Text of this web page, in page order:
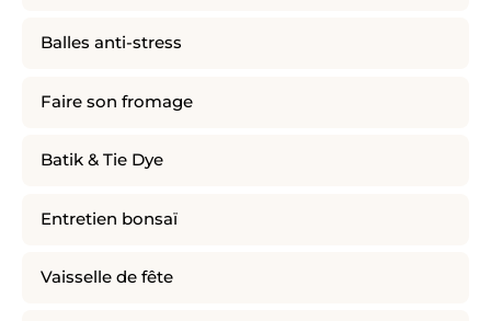
Balles anti-stress
Faire son fromage
Batik & Tie Dye
Entretien bonsaï
Vaisselle de fête